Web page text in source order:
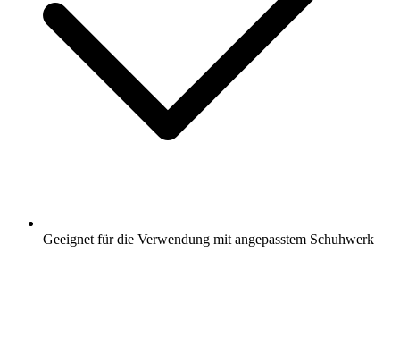
Geeignet für die Verwendung mit angepasstem Schuhwerk